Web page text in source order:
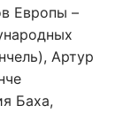
Европы –
Артур
Баха,